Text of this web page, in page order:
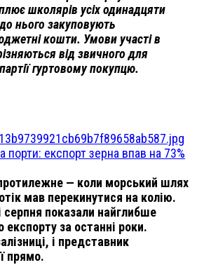
школярів усіх одинадцяти
до нього закуповують
кошти. Умови участі в
від звичного для
гуртовому покупцю.
порти: експорт зерна впав на 73%
— коли морський шлях
мав перекинутися на колію.
серпня показали найглибше
експорту за останні роки.
і представник
прямо.